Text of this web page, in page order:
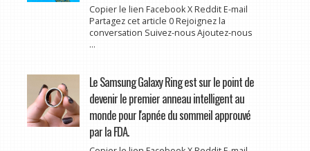
Copier le lien Facebook X Reddit E-mail
Partagez cet article 0 Rejoignez la
conversation Suivez-nous Ajoutez-nous
...
Le Samsung Galaxy Ring est sur le point de
devenir le premier anneau intelligent au
monde pour l'apnée du sommeil approuvé
par la FDA.